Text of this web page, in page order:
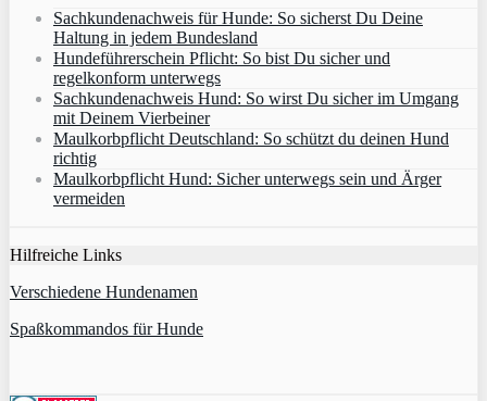
Sachkundenachweis für Hunde: So sicherst Du Deine
Haltung in jedem Bundesland
Hundeführerschein Pflicht: So bist Du sicher und
regelkonform unterwegs
Sachkundenachweis Hund: So wirst Du sicher im Umgang
mit Deinem Vierbeiner
Maulkorbpflicht Deutschland: So schützt du deinen Hund
richtig
Maulkorbpflicht Hund: Sicher unterwegs sein und Ärger
vermeiden
Hilfreiche Links
Verschiedene Hundenamen
Spaßkommandos für Hunde